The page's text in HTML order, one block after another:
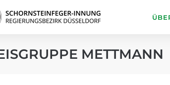
METTMANN